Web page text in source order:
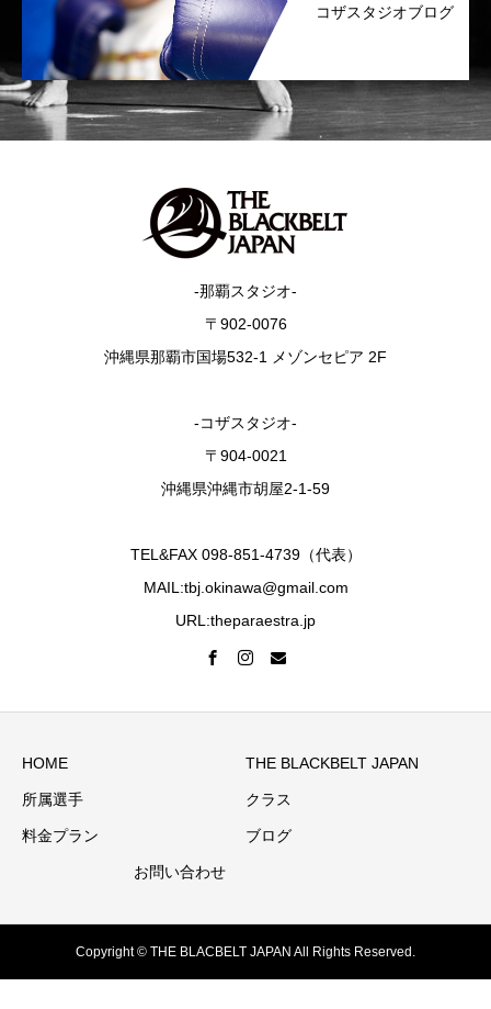
コザスタジオブログ
-那覇スタジオ-
〒902-0076
沖縄県那覇市国場532-1 メゾンセピア 2F
-コザスタジオ-
〒904-0021
沖縄県沖縄市胡屋2-1-59
TEL&FAX 098-851-4739（代表）
MAIL:tbj.okinawa@gmail.com
URL:theparaestra.jp
HOME THE BLACKBELT JAPAN
所属選手 クラス
料金プラン ブログ
お問い合わせ
Copyright © THE BLACBELT JAPAN All Rights Reserved.